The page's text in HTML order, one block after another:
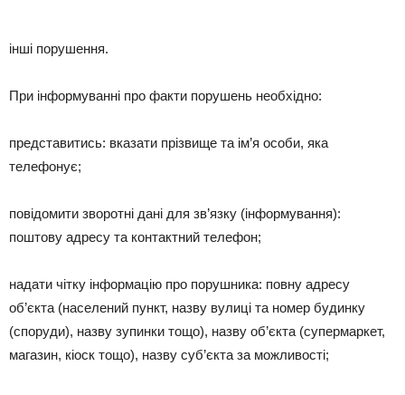
інші порушення.
При інформуванні про факти порушень необхідно:
представитись: вказати прізвище та ім’я особи, яка
телефонує;
повідомити зворотні дані для зв’язку (інформування):
поштову адресу та контактний телефон;
надати чітку інформацію про порушника: повну адресу
об’єкта (населений пункт, назву вулиці та номер будинку
(споруди), назву зупинки тощо), назву об’єкта (супермаркет,
магазин, кіоск тощо), назву суб’єкта за можливості;